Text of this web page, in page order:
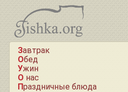
Завтрак
Обед
Ужин
О нас
Праздничные блюда